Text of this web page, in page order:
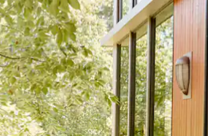
seta para cima e para baixo do